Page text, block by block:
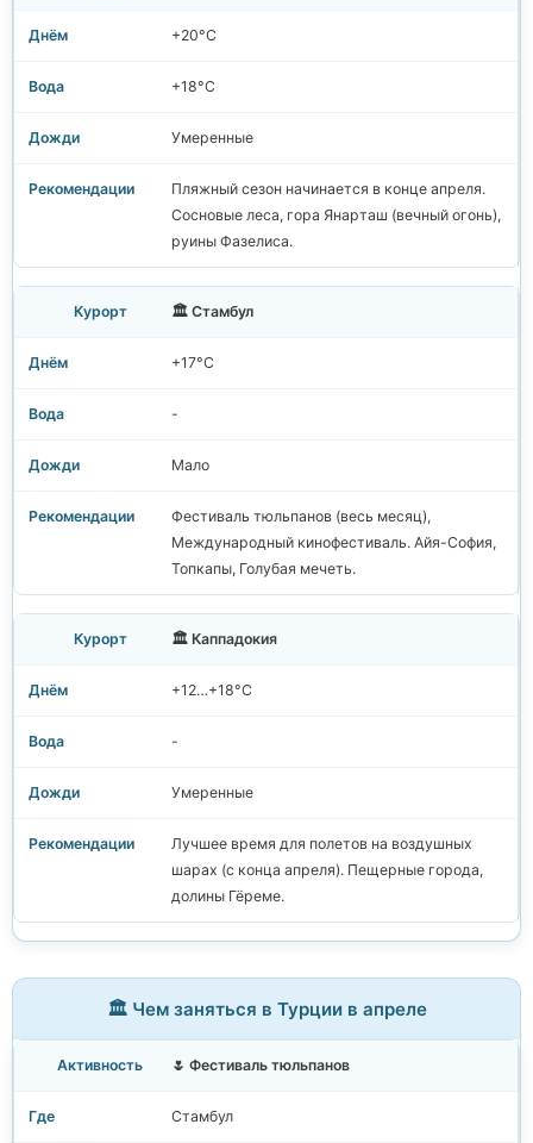
+20°C
+18°C
Умеренные
Пляжный сезон начинается в конце апреля.
Сосновые леса, гора Янарташ (вечный огонь),
руины Фазелиса.
🏛️ Стамбул
+17°C
-
Мало
Фестиваль тюльпанов (весь месяц),
Международный кинофестиваль. Айя-София,
Топкапы, Голубая мечеть.
🏛️ Каппадокия
+12…+18°C
-
Умеренные
Лучшее время для полетов на воздушных
шарах (с конца апреля). Пещерные города,
долины Гёреме.
🏛️ Чем заняться в Турции в апреле
🌷 Фестиваль тюльпанов
Стамбул